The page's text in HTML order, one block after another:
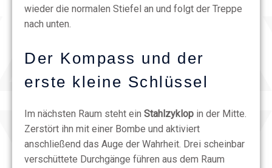
wieder die normalen Stiefel an und folgt der Treppe
nach unten.
Der Kompass und der
erste kleine Schlüssel
Im nächsten Raum steht ein Stahlzyklop in der Mitte.
Zerstört ihn mit einer Bombe und aktiviert
anschließend das Auge der Wahrheit. Drei scheinbar
verschüttete Durchgänge führen aus dem Raum